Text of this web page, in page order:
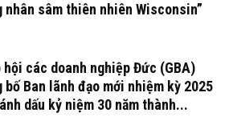
nhân sâm thiên nhiên Wisconsin”
hội các doanh nghiệp Đức (GBA)
bố Ban lãnh đạo mới nhiệm kỳ 2025
dấu kỷ niệm 30 năm thành...